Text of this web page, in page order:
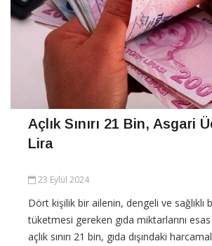
Açlık Sınırı 21 Bin, Asgari
Lira
23 Eylül 2024
Dört kişilik bir ailenin, dengeli ve sağlıklı
tüketmesi gereken gıda miktarlarını
açlık sınırı 21 bin, gıda dışındaki